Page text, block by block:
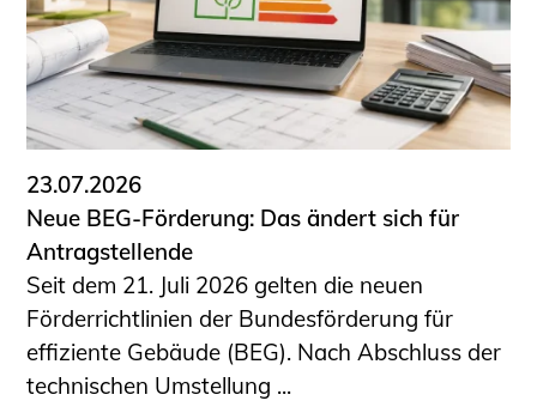
23.07.2026
Neue BEG-Förderung: Das ändert sich für
Antragstellende
Seit dem 21. Juli 2026 gelten die neuen
Förderrichtlinien der Bundesförderung für
effiziente Gebäude (BEG). Nach Abschluss der
technischen Umstellung ...